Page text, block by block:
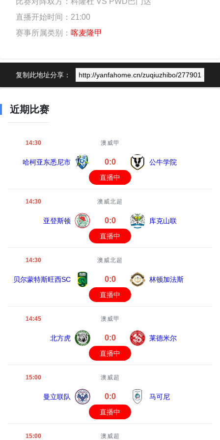
直播开始时间：21:00
赛事所属类别： 喀麦隆甲
复制此地址分享：
近期比赛
14:30 澳威甲
哈柯亚东悉尼市 0:0
公牛学院
直播中
14:30 澳威北超
亚登斯顿 0:0
库克山联
直播中
14:30 澳威北超
贝尔蒙特斯旺西SC 0:0
林顿加法斯
直播中
14:45 澳威甲
北方虎 0:0
莱德米尔
直播中
15:00 澳威超
曼立联队 0:0
马可尼
直播中
15:00 澳威超